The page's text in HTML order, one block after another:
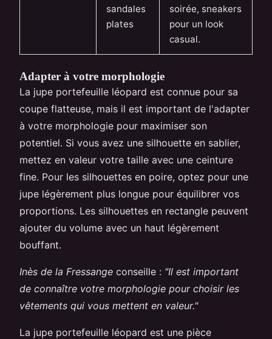
sandales
plates
soirée, sneakers
pour un look
casual.
Adapter à votre morphologie
La jupe portefeuille léopard est connue pour sa
coupe flatteuse, mais il est important de l'adapter
à votre morphologie pour maximiser son
potentiel. Si vous avez une silhouette en sablier,
mettez en valeur votre taille avec une ceinture
fine. Pour les silhouettes en poire, optez pour une
jupe légèrement plus longue pour équilibrer vos
proportions. Les silhouettes en rectangle peuvent
ajouter du volume avec un haut légèrement
bouffant.
Inès de la Fressange conseille : "Il est important
de connaître votre morphologie pour choisir les
vêtements qui vous mettent en valeur."
La jupe portefeuille léopard est une pièce